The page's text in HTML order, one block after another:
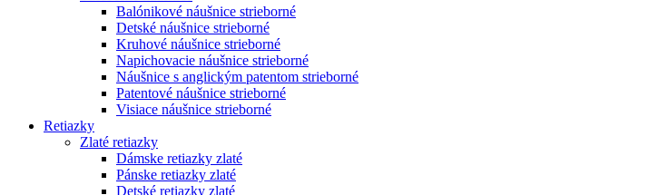
Balónikové náušnice strieborné
Detské náušnice strieborné
Kruhové náušnice strieborné
Napichovacie náušnice strieborné
Náušnice s anglickým patentom strieborné
Patentové náušnice strieborné
Visiace náušnice strieborné
Retiazky
Zlaté retiazky
Dámske retiazky zlaté
Pánske retiazky zlaté
Detské retiazky zlaté